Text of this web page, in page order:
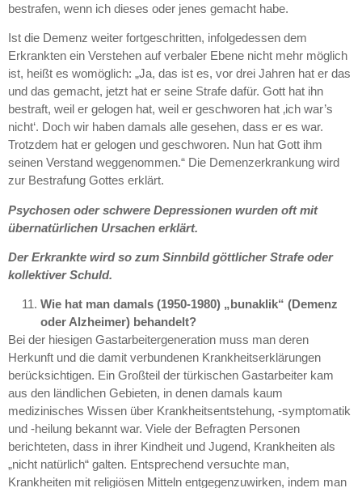
bestrafen, wenn ich dieses oder jenes gemacht habe.
Ist die Demenz weiter fortgeschritten, infolgedessen dem
Erkrankten ein Verstehen auf verbaler Ebene nicht mehr möglich
ist, heißt es womöglich: „Ja, das ist es, vor drei Jahren hat er das
und das gemacht, jetzt hat er seine Strafe dafür. Gott hat ihn
bestraft, weil er gelogen hat, weil er geschworen hat ‚ich war’s
nicht‘. Doch wir haben damals alle gesehen, dass er es war.
Trotzdem hat er gelogen und geschworen. Nun hat Gott ihm
seinen Verstand weggenommen.“ Die Demenzerkrankung wird
zur Bestrafung Gottes erklärt.
Psychosen oder schwere Depressionen wurden oft mit
übernatürlichen Ursachen erklärt.
Der Erkrankte wird so zum Sinnbild göttlicher Strafe oder
kollektiver Schuld.
Wie hat man damals (1950-1980) „bunaklik“ (Demenz
oder Alzheimer) behandelt?
Bei der hiesigen Gastarbeitergeneration muss man deren
Herkunft und die damit verbundenen Krankheitserklärungen
berücksichtigen. Ein Großteil der türkischen Gastarbeiter kam
aus den ländlichen Gebieten, in denen damals kaum
medizinisches Wissen über Krankheitsentstehung, -symptomatik
und -heilung bekannt war. Viele der Befragten Personen
berichteten, dass in ihrer Kindheit und Jugend, Krankheiten als
„nicht natürlich“ galten. Entsprechend versuchte man,
Krankheiten mit religiösen Mitteln entgegenzuwirken, indem man